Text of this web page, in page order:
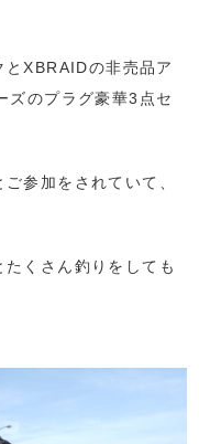
XBRAIDの非売品ア
ズのプラグ豪華3点セ
参加をされていて、
くさん釣りをしても